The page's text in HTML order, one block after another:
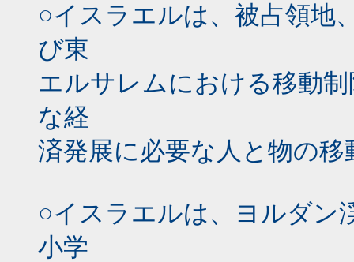
○イスラエルは、被占領地
び東
エルサレムにおける移動
な経
済発展に必要な人と物の
○イスラエルは、ヨルダン
小学